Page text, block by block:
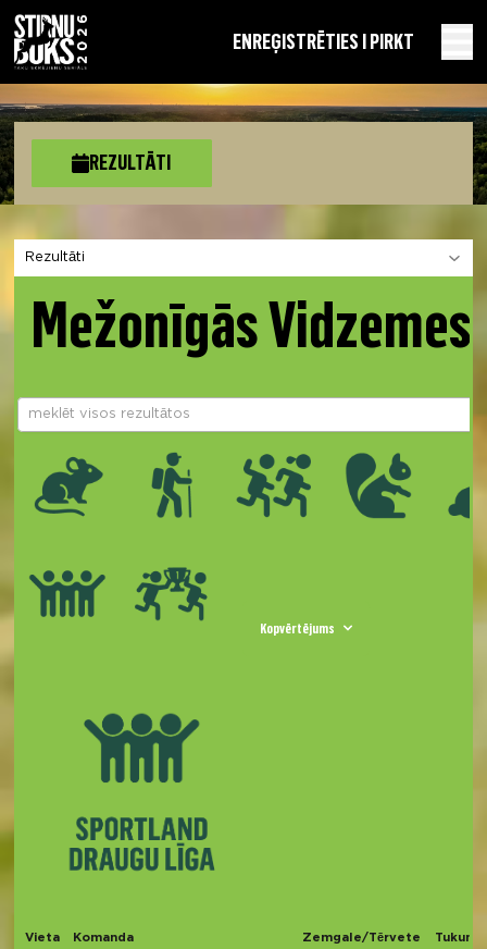
ENREĢISTRĒTIES I PIRKT
REZULTĀTI
Izvēlies sadaļu
Mežonīgās
Kopvērtējums
Vieta Komanda Zemgale/Tērvete Tukums